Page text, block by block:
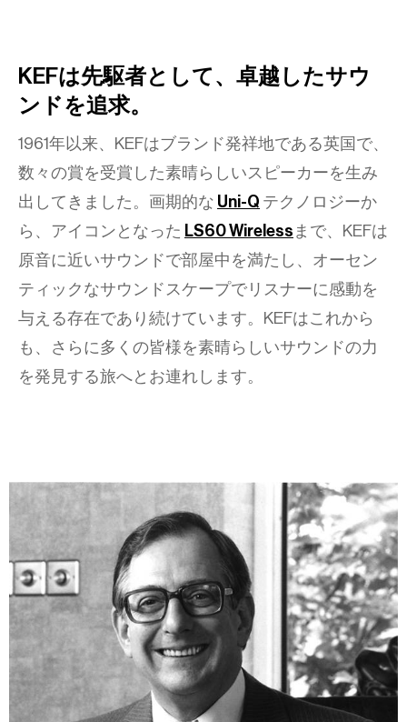
KEFは先駆者として、卓越したサウ
ンドを追求。
1961年以来、KEFはブランド発祥地である英国で、
数々の賞を受賞した素晴らしいスピーカーを生み
出してきました。画期的な Uni-Q テクノロジーか
ら、アイコンとなった LS60 Wireless まで、KEFは
原音に近いサウンドで部屋中を満たし、オーセン
ティックなサウンドスケープでリスナーに感動を
与える存在であり続けています。KEFはこれから
も、さらに多くの皆様を素晴らしいサウンドの力
を発見する旅へとお連れします。